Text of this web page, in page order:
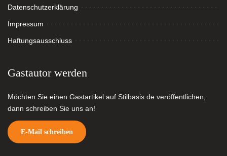
Datenschutzerklärung
Impressum
Haftungsausschluss
Gastautor werden
Möchten Sie einen Gastartikel auf Stilbasis.de veröffentlichen,
dann schreiben Sie uns an!
E-Mail schreiben